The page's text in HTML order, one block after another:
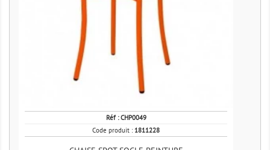
Réf :CHP0049
Code produit : 1811228